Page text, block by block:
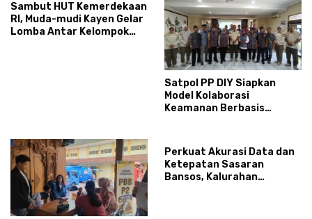
Sambut HUT Kemerdekaan
RI, Muda-mudi Kayen Gelar
Lomba Antar Kelompok
Satpol PP DIY Siapkan
Model Kolaborasi
Keamanan Berbasis
Perkuat Akurasi Data dan
Ketepatan Sasaran
Bansos, Kalurahan